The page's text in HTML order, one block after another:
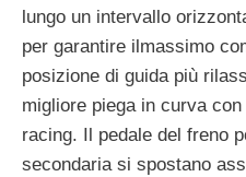
lungo un intervallo
per garantire ilmassimo
posizione di guida più
migliore piega in curva
racing. Il pedale del freno
secondaria si spostano